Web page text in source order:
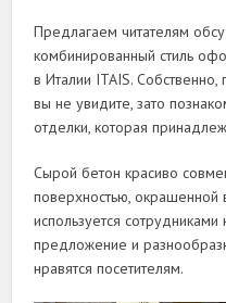
Предлагаем читателям
комбинированный стиль
в Италии ITAIS.
вы не увидите, зато
отделки, которая
Сырой бетон красиво
поверхностью, окрашенной
используется
предложение и
нравятся посетителям.